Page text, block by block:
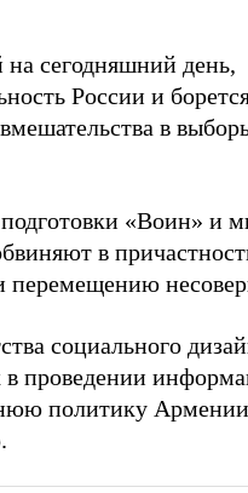
сегодняшний день,
России и
в
«Воин» и
в
перемещению
социального
проведении
политику